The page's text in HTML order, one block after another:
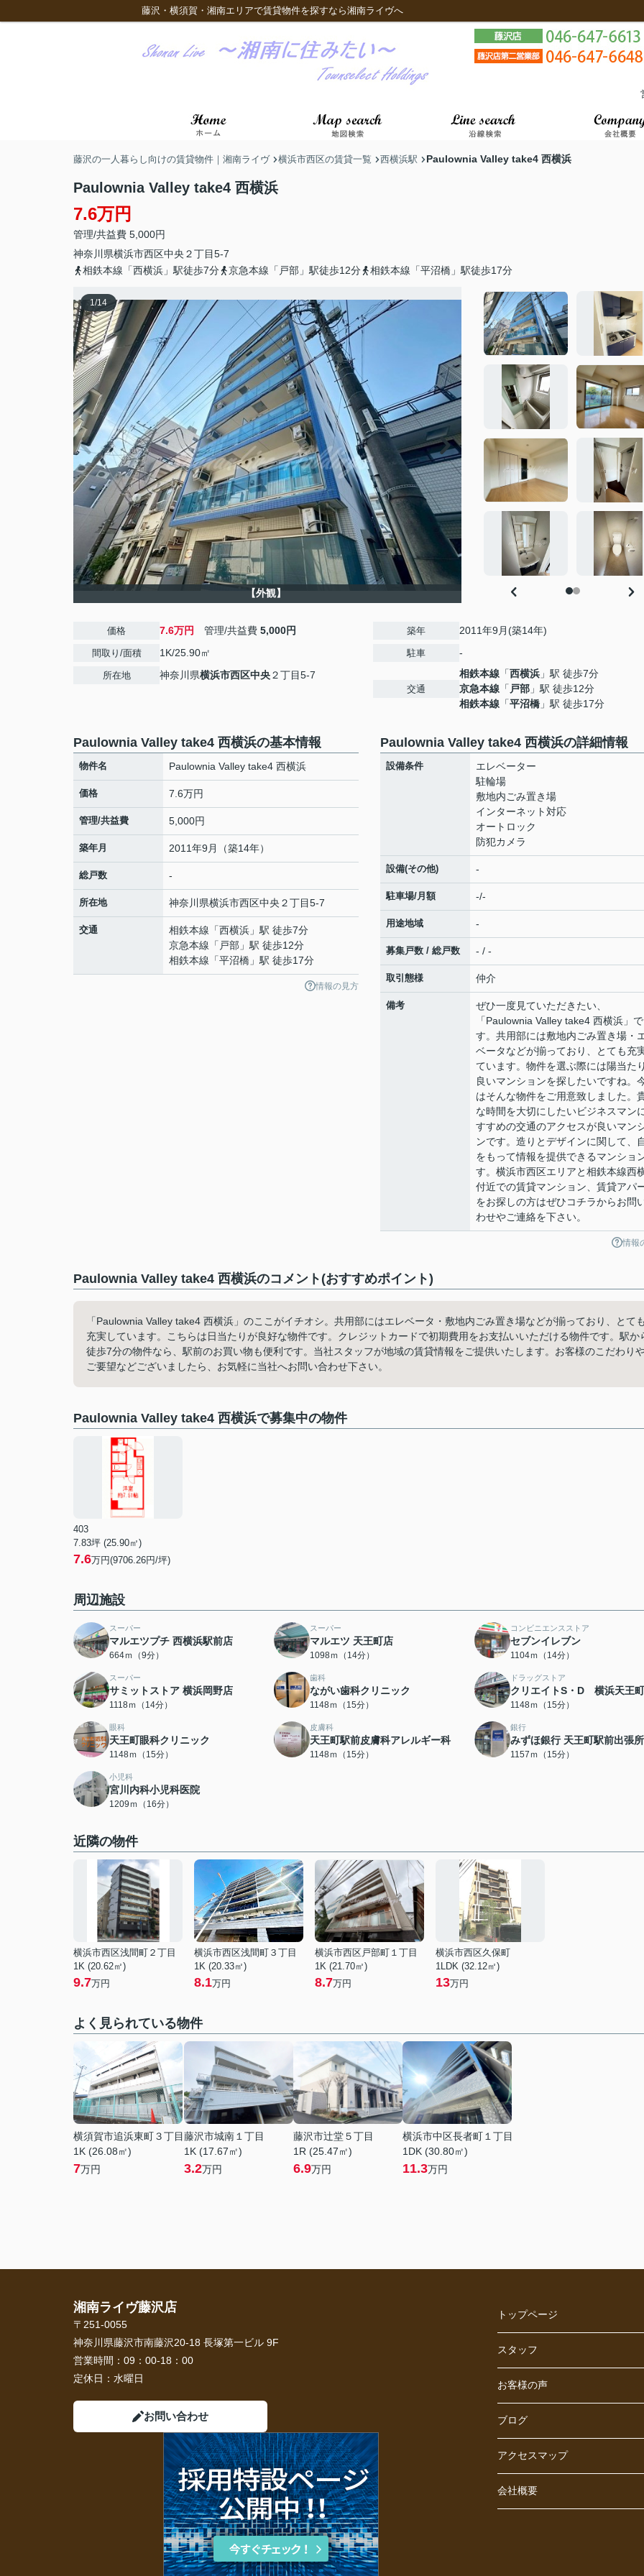
藤沢・横須賀・湘南エリアで賃貸物件を探すなら湘南ライヴへ
藤沢の一人暮らし向けの賃貸物件｜湘南ライヴ 横浜市西区の賃貸一覧 西横浜駅 Paulownia Valley take4 西横浜
Paulownia Valley take4 西横浜
7.6万円
管理/共益費 5,000円
神奈川県横浜市西区中央 ２丁目5-7
相鉄本線「西横浜」駅徒歩7分
京急本線「戸部」駅徒歩12分 相鉄本線「平沼橋」駅徒歩17分
1/14
【外観】
価格 7.6万円 管理/共益費 5,000円
間取り/面積 1K/25.90㎡
所在地 神奈川県横浜市西区中央２丁目5-7
築年 2011年9月(築14年)
駐車 -
交通
相鉄本線 「西横浜 」駅 徒歩7分
京急本線 「 戸部 」駅 徒歩12分
相鉄本線 「平沼橋 」駅 徒歩17分
Paulownia Valley take4 西横浜の基本情報
物件名 Paulownia Valley take4 西横浜
価格 7.6万円
管理/共益費 5,000円
築年月 2011年9月（築14年）
総戸数 -
所在地 神奈川県横浜市西区中央 ２丁目5-7
交通 相鉄本線 「西横浜 」駅 徒歩7分
京急本線 「 戸部 」駅 徒歩12分
相鉄本線 「平沼橋 」駅 徒歩17分
情報の見方
Paulownia Valley take4 西横浜の詳細情報
設備条件
エレベーター
駐輪場
敷地内ごみ置き場
インターネット対応
オートロック
防犯カメラ
設備(その他) -
駐車場/月額 -/-
用途地域 -
募集戸数 / 総戸数 - / -
取引態様 仲介
備考
ぜひ一度見ていただきたい、
「Paulownia Valley take4 西横浜」で
す。共用部には敷地内ごみ置き場・
ベータなどが揃っており、とても充
ています。物件を選ぶ際には陽当た
良いマンションを探したいですね。
はそんな物件をご用意致しました。
な時間を大切にしたいビジネスマン
すすめの交通のアクセスが良いマン
ンです。造りとデザインに関して、
をもって情報を提供できるマンショ
す。横浜市西区エリアと相鉄本線西
付近での賃貸マンション、賃貸アパ
をお探しの方はぜひコチラからお問
わせやご連絡を下さい。
情報
Paulownia Valley take4 西横浜のコメント(おすすめポイント)
「Paulownia Valley take4 西横浜」のここがイチオシ。共用部にはエレベータ・敷地内ごみ置き場などが揃っており、とて
充実しています。こちらは日当たりが良好な物件です。クレジットカードで初期費用をお支払いいただける物件です。駅か
徒歩7分の物件なら、駅前のお買い物も便利です。当社スタッフが地域の賃貸情報をご提供いたします。お客様のこだわり
ご要望などございましたら、お気軽に当社へお問い合わせ下さい。
Paulownia Valley take4 西横浜で募集中の物件
403
7.83坪 (25.90㎡)
7.6万円(9706.26円/坪)
周辺施設
スーパー
マルエツプチ 西横浜駅前店
664ｍ（9分）
スーパー
マルエツ 天王町店
1098ｍ（14分）
コンビニエンスストア
セブンイレブン
1104ｍ（14分）
スーパー
サミットストア 横浜岡野店
1118ｍ（14分）
歯科
ながい歯科クリニック
1148ｍ（15分）
ドラッグストア
クリエイトS・D 横浜天王
1148ｍ（15分）
眼科
天王町眼科クリニック
1148ｍ（15分）
皮膚科
天王町駅前皮膚科アレルギー科
1148ｍ（15分）
銀行
みずほ銀行 天王町駅前出張所
1157ｍ（15分）
小児科
宮川内科小児科医院
1209ｍ（16分）
近隣の物件
横浜市西区浅間町２丁目
1K (20.62㎡)
9.7万円
横浜市西区浅間町３丁目
1K (20.33㎡)
8.1万円
横浜市西区戸部町１丁目
1K (21.70㎡)
8.7万円
横浜市西区久保町
1LDK (32.12㎡)
13万円
よく見られている物件
横須賀市追浜東町３丁目
1K (26.08㎡)
7万円
藤沢市城南１丁目
1K (17.67㎡)
3.2万円
藤沢市辻堂５丁目
1R (25.47㎡)
6.9万円
横浜市中区長者町１丁目
1DK (30.80㎡)
11.3万円
湘南ライヴ藤沢店
〒251-0055
神奈川県藤沢市南藤沢20-18 長塚第一ビル 9F
営業時間： 09：00-18：00
定休日： 水曜日
お問い合わせ
トップページ
スタッフ
お客様の声
ブログ
アクセスマップ
会社概要